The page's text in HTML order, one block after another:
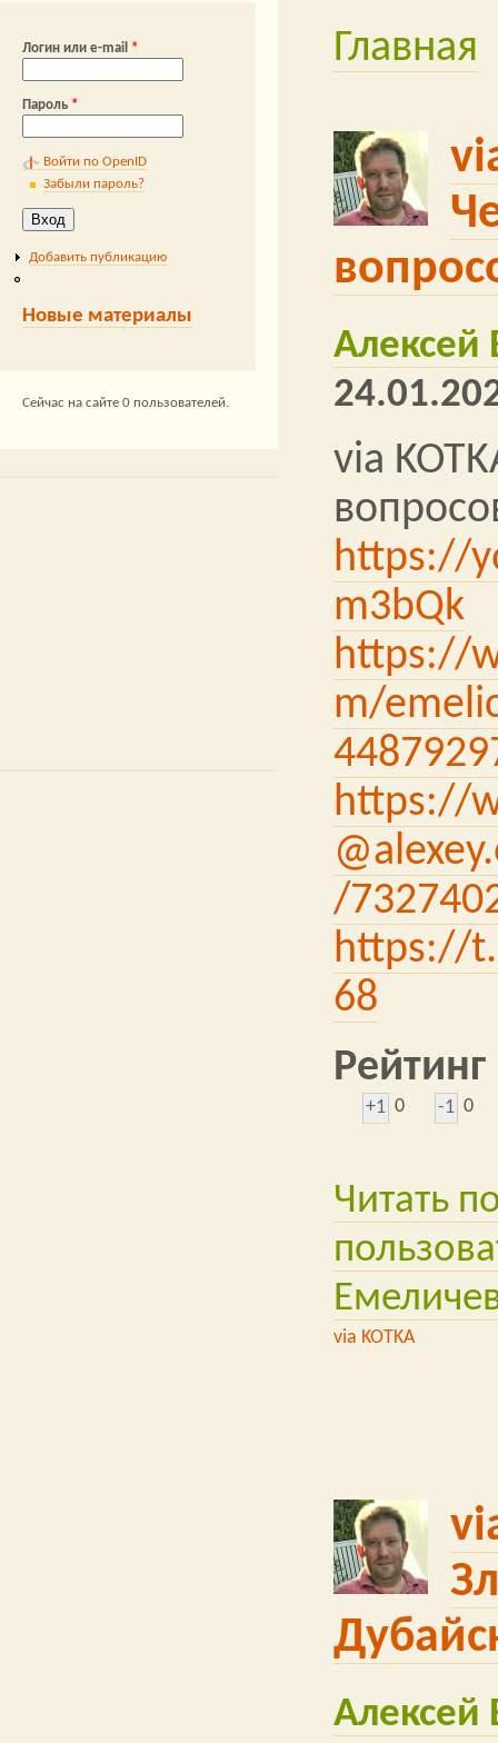
#ACEX Alliance e-
АЙТОБ
Вы здесь
Главная
Алексей
via
https://
m3bQk
https://
m/
https://
/
https://
68
Рейтинг
+1 0 -1 0
Читать
via KOTKA
Алексей
Логин или e-mail *
Пароль *
Войти по OpenID
Забыли пароль?
Добавить публикацию
Новые материалы
Сейчас на сайте 0 пользователей.